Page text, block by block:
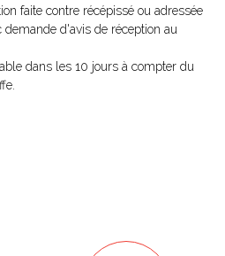
faite contre récépissé ou adressée
d'avis de réception au
dans les 10 jours à compter du